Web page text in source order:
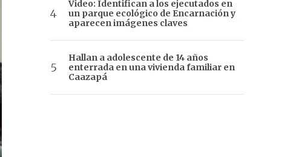
Video: Identifican a los ejecutados en
un parque ecológico de Encarnación y
aparecen imágenes claves
Hallan a adolescente de 14 años
enterrada en una vivienda familiar en
Caazapá